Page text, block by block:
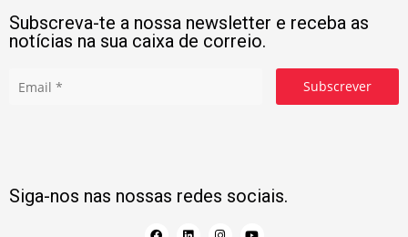
Subscreva-te a nossa newsletter e receba as
notícias na sua caixa de correio.
Subscrever
Siga-nos nas nossas redes sociais.